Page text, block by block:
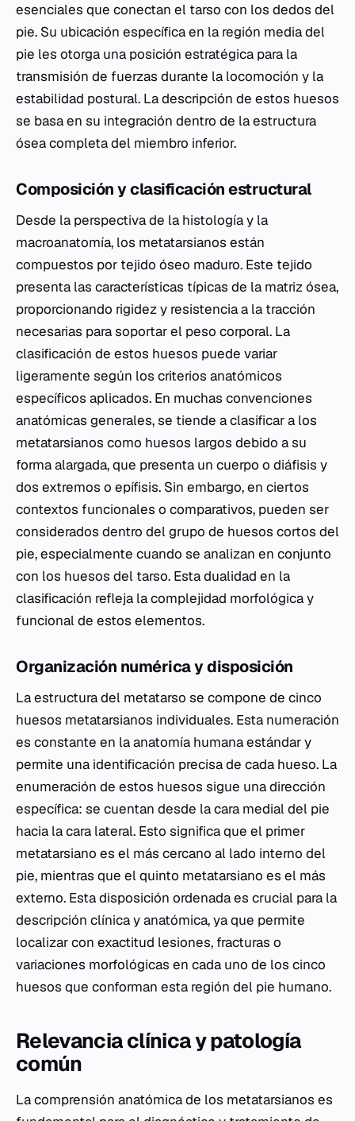
esenciales que conectan el tarso con los dedos del
pie. Su ubicación específica en la región media del
pie les otorga una posición estratégica para la
transmisión de fuerzas durante la locomoción y la
estabilidad postural. La descripción de estos huesos
se basa en su integración dentro de la estructura
ósea completa del miembro inferior.
Composición y clasificación estructural
Desde la perspectiva de la histología y la
macroanatomía, los metatarsianos están
compuestos por tejido óseo maduro. Este tejido
presenta las características típicas de la matriz ósea,
proporcionando rigidez y resistencia a la tracción
necesarias para soportar el peso corporal. La
clasificación de estos huesos puede variar
ligeramente según los criterios anatómicos
específicos aplicados. En muchas convenciones
anatómicas generales, se tiende a clasificar a los
metatarsianos como huesos largos debido a su
forma alargada, que presenta un cuerpo o diáfisis y
dos extremos o epífisis. Sin embargo, en ciertos
contextos funcionales o comparativos, pueden ser
considerados dentro del grupo de huesos cortos del
pie, especialmente cuando se analizan en conjunto
con los huesos del tarso. Esta dualidad en la
clasificación refleja la complejidad morfológica y
funcional de estos elementos.
Organización numérica y disposición
La estructura del metatarso se compone de cinco
huesos metatarsianos individuales. Esta numeración
es constante en la anatomía humana estándar y
permite una identificación precisa de cada hueso. La
enumeración de estos huesos sigue una dirección
específica: se cuentan desde la cara medial del pie
hacia la cara lateral. Esto significa que el primer
metatarsiano es el más cercano al lado interno del
pie, mientras que el quinto metatarsiano es el más
externo. Esta disposición ordenada es crucial para la
descripción clínica y anatómica, ya que permite
localizar con exactitud lesiones, fracturas o
variaciones morfológicas en cada uno de los cinco
huesos que conforman esta región del pie humano.
Relevancia clínica y patología
común
La comprensión anatómica de los metatarsianos es